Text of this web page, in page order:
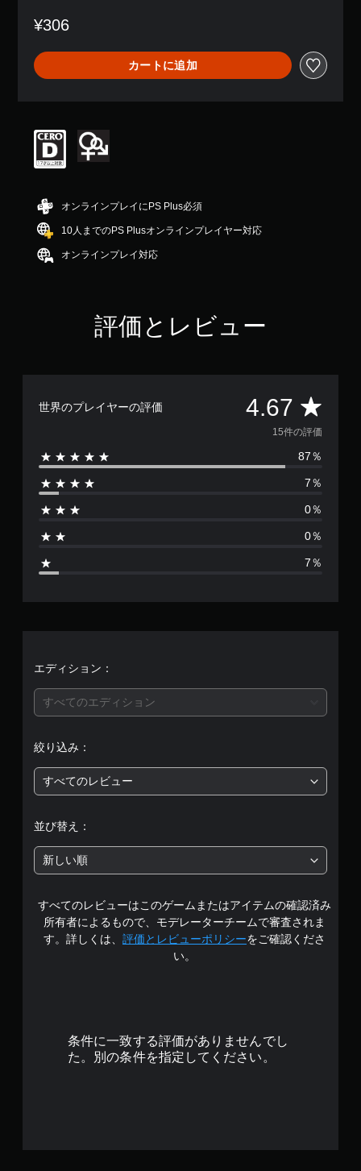
は
5
、
平
は
段
中
の
4
6
¥306
カートに追加
オンラインプレイにPS Plus必須
10人までのPS Plusオンラインプレイヤー対応
オンラインプレイ対応
評価とレビュー
世界のプレイヤーの評価 4.67 評
価
数
は
5
5
段
中
の
4
.
15件の評価
87％
7％
0％
0％
7％
エディション：
すべてのエディション
絞り込み：
すべてのレビュー
並び替え：
新しい順
すべてのレビューはこのゲームまたはアイテムの確認済み
所有者によるもので、モデレーターチームで審査されま
す。詳しくは、 評価とレビューポリシーをご確認くださ
い。
条件に一致する評価がありませんでし
た。別の条件を指定してください。